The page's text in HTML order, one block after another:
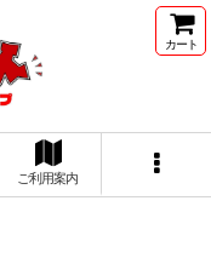
カート
ご利用案内